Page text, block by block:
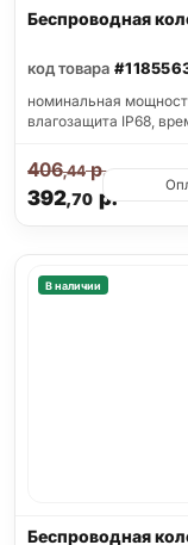
Беспроводная
код товара
номинальная
влагозащита IP68,
392,70р.
406,44р.
В наличии
Беспроводная